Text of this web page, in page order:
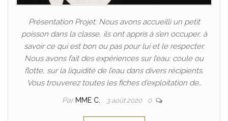
Présentation Projet: Nous avons accueilli un petit
poisson dans la classe, ils ont appris à s’en occuper, à
savoir ce qui est bon ou pas pour lui et le respecter.
Nous avons fait des expériences sur l’eau: coule ou
flotte, sur la liquidité de l’eau dans divers récipients.
Vous trouverez toutes les fiches d’exploitation de…
Par MME C. 3 août 2020 0